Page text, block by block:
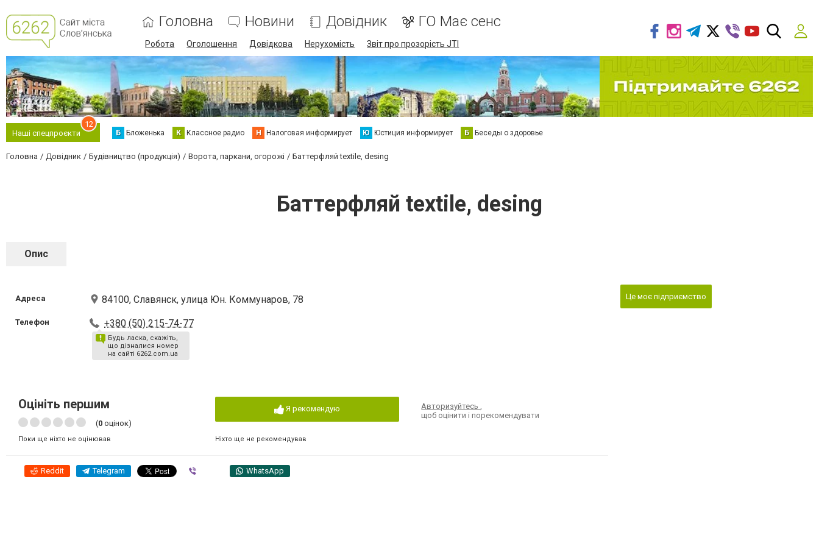
Головна Новини Довідник ГО Має сенс
Робота Оголошення Довідкова Нерухомість Звіт про прозорість JTI
Наші спецпроєкти
12
Б Бложенька К Классное радио Н Налоговая информирует Ю Юстиция информирует Б Беседы о здоровье
Головна Довідник Будівництво (продукція) Ворота, паркани, огорожі Баттерфляй textile, desing
Баттерфляй textile, desing
Опис
Адреса 84100, Славянск, улица Юн. Коммунаров, 78
Телефон +380 (50) 215-74-77
Будь ласка, скажіть,
що дізналися номер
на сайті 6262.com.ua
Оцініть першим
(0 оцінок)
Поки ще ніхто не оцінював
Я рекомендую
Ніхто ще не рекомендував
Авторизуйтесь,
щоб оцінити і порекомендувати
Reddit Telegram WhatsApp
Це моє підприємство